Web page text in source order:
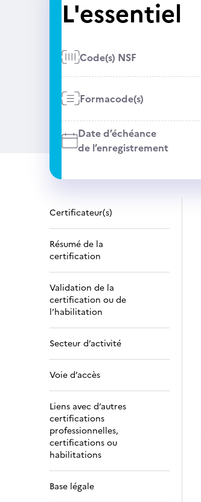
L'essentiel
Code(s) NSF
Formacode(s)
Date d’échéance
de l’enregistrement
Certificateur(s)
Résumé de la
certification
Validation de la
certification ou de
l’habilitation
Secteur d’activité
Voie d’accès
Liens avec d’autres
certifications
professionnelles,
certifications ou
habilitations
Base légale